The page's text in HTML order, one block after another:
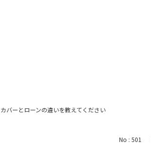
カバーとローンの違いを教えてください
No : 501